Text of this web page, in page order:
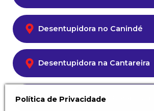
Desentupidora no Canindé
Desentupidora na Cantareira
Desentupidora em Carapicuíba
Política de Privacidade